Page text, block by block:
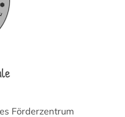
Förderzentrum